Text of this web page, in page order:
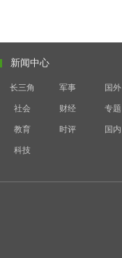
新闻中心
长三角 军事 国外
社会 财经 专题
教育 时评 国内
科技